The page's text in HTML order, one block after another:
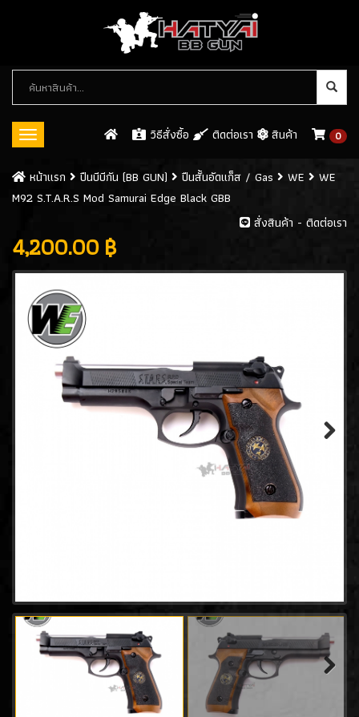
Toggle
วิธีสั่งซื้อ ติดต่อเรา สินค้า 0
หมวด
หมู่
สินค้า
ปืนบีบีกัน (BB GUN)
ปืนสั้นอัดแก็ส / GAS(546)
- ARMY(61)
- KJW(32)
- KWC(8)
- CYBERGUN
- ASG(8)
- WINGUN
- GAMO(0)
- Tokyo marui(21)
- UMAREX(45)
- E&C Pistol(34)
- CHIAPPA RHINO(2)
- Snow Wolf (0)
หน้าเเรก ปืนบีบีกัน (BB GUN) ปืนสั้นอัดแก็ส / Gas WE
WE
M92 S.T.A.R.S Mod Samurai Edge Black GBB
สั่งสินค้า - ติดต่อเรา
4,200.00 ฿